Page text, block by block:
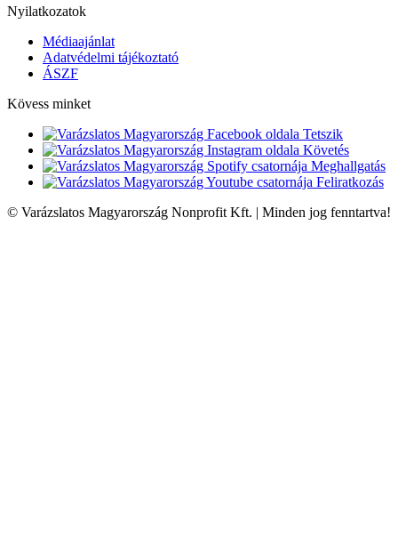
Nyilatkozatok
Médiaajánlat
Adatvédelmi tájékoztató
ÁSZF
Kövess minket
Tetszik
Követés
Meghallgatás
Feliratkozás
© Varázslatos Magyarország Nonprofit Kft. | Minden jog fenntartva!